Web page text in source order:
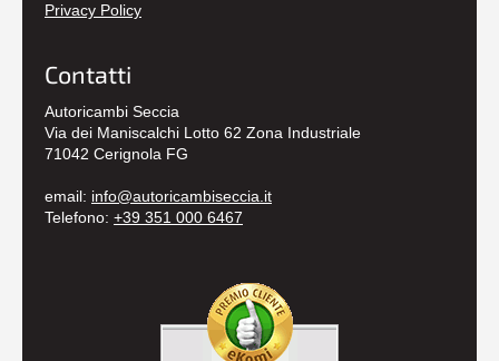
Privacy Policy
Contatti
Autoricambi Seccia
Via dei Maniscalchi Lotto 62 Zona Industriale
71042 Cerignola FG
email: info@autoricambiseccia.it
Telefono: +39 351 000 6467